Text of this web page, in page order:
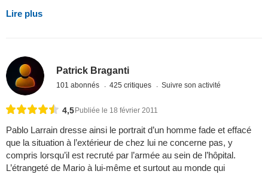
Lire plus
Patrick Braganti
101 abonnés 425 critiques Suivre son activité
4,5Publiée le 18 février 2011
Pablo Larrain dresse ainsi le portrait d’un homme fade et effacé
que la situation à l’extérieur de chez lui ne concerne pas, y
compris lorsqu’il est recruté par l’armée au sein de l’hôpital.
L’étrangeté de Mario à lui-même et surtout au monde qui